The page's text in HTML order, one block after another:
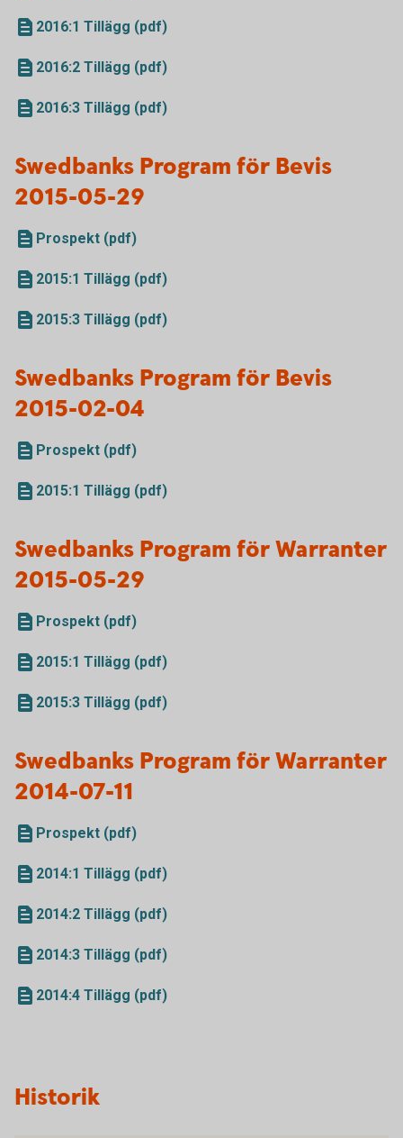
2016:1 Tillägg (pdf)
2016:2 Tillägg (pdf)
2016:3 Tillägg (pdf)
Swedbanks Program för Bevis
2015-05-29
Prospekt (pdf)
2015:1 Tillägg (pdf)
2015:3 Tillägg (pdf)
Swedbanks Program för Bevis
2015-02-04
Prospekt (pdf)
2015:1 Tillägg (pdf)
Swedbanks Program för Warranter
2015-05-29
Prospekt (pdf)
2015:1 Tillägg (pdf)
2015:3 Tillägg (pdf)
Swedbanks Program för Warranter
2014-07-11
Prospekt (pdf)
2014:1 Tillägg (pdf)
2014:2 Tillägg (pdf)
2014:3 Tillägg (pdf)
2014:4 Tillägg (pdf)
Historik